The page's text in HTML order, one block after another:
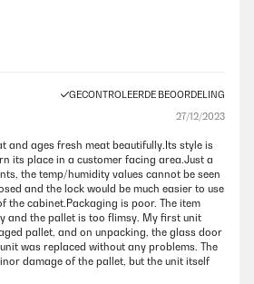
GECONTROLEERDE BEOORDELING
27/12/2023
and ages fresh meat beautifully.Its style is
its place in a customer facing area.Just a
the temp/humidity values cannot be seen
and the lock would be much easier to use
the cabinet.Packaging is poor. The item
and the pallet is too flimsy. My first unit
pallet, and on unpacking, the glass door
was replaced without any problems. The
damage of the pallet, but the unit itself